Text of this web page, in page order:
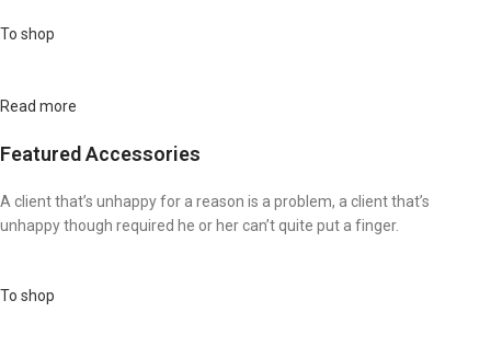
To shop
Read more
Featured Accessories
A client that’s unhappy for a reason is a problem, a client that’s
unhappy though required he or her can’t quite put a finger.
To shop